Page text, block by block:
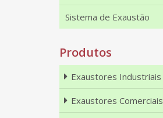
Sistema de Exaustão
Produtos
Exaustores Industriais
Exaustores Comerciais